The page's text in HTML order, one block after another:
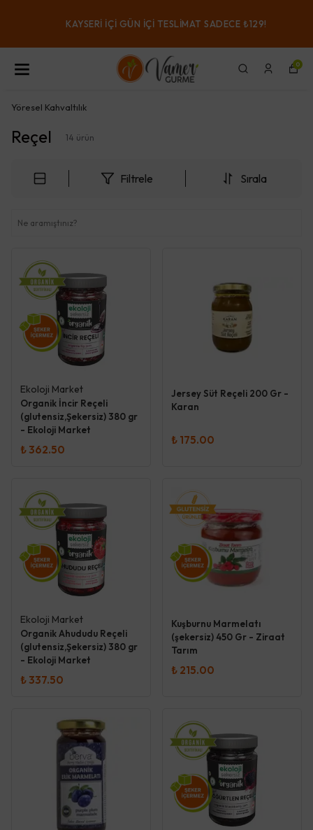
KAYSERI IÇI GÜN IÇI TESLIMAT SADECE ₺129!
0
Yöresel Kahvaltılık
Reçel 14 ürün
Filtrele Sırala
Ekoloji Market
Organik İncir Reçeli
(glutensiz,Şekersiz) 380 gr
- Ekoloji Market
₺ 362.50
Jersey Süt Reçeli 200 Gr -
Karan
₺ 175.00
Ekoloji Market
Organik Ahududu Reçeli
(glutensiz,Şekersiz) 380 gr
- Ekoloji Market
₺ 337.50
Kuşburnu Marmelatı
(şekersiz) 450 Gr - Ziraat
Tarım
₺ 215.00